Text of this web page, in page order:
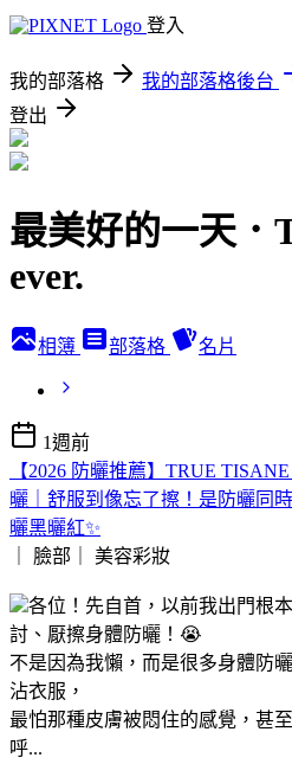
登入
我的部落格 我的部落格後台
登出
最美好的一天．
ever.
相簿 部落格 名片
1週前
【2026 防曬推薦】TRUE
曬｜舒服到像忘了擦！是防曬同
曬黑曬紅✨
｜ 臉部｜ 美容彩妝
各位！先自首，以前我出門根
討、厭擦身體防曬！😭
不是因為我懶，而是很多身體防
沾衣服，
最怕那種皮膚被悶住的感覺，甚
呼...